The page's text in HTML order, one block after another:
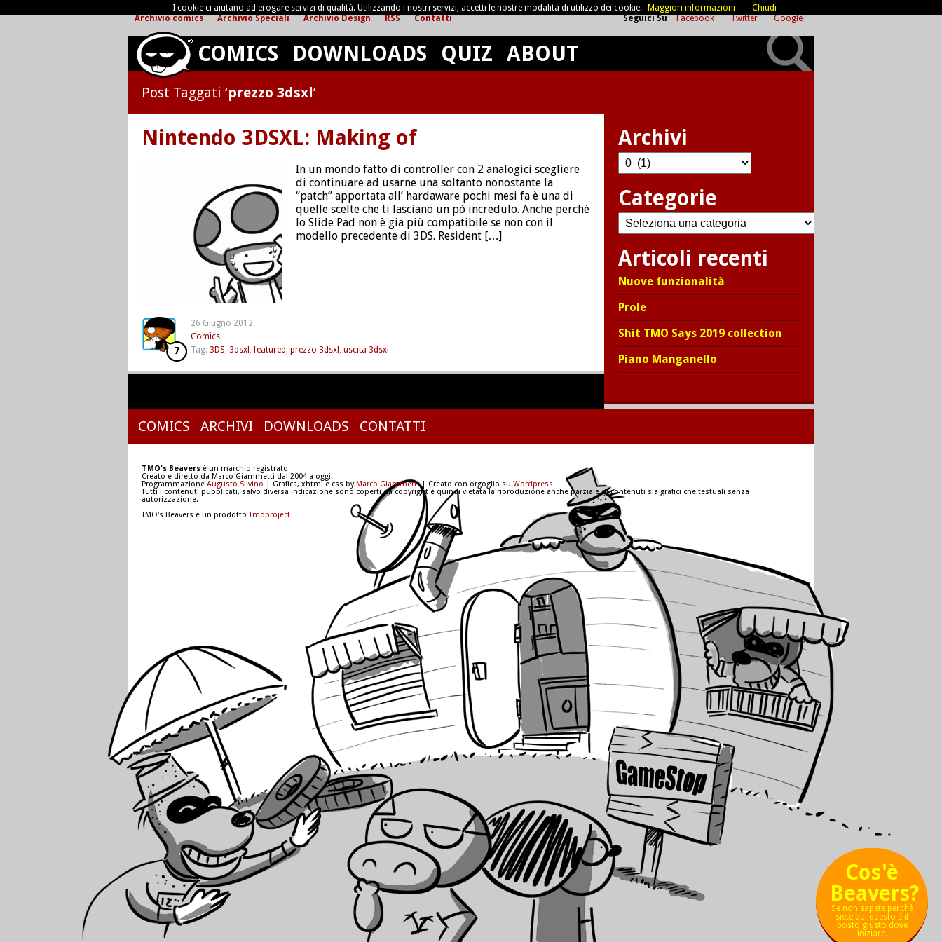
Cos'è
Beavers?
Se non sapete perchè
siete qui questo è il
posto giusto dove
iniziare.
Seguici Su Facebook Twitter Google+
Archivio comics Archivio Speciali Archivio Design RSS Contatti
COMICS DOWNLOADS QUIZ ABOUT
Post Taggati ‘prezzo 3dsxl’
Nintendo 3DSXL: Making of
In un mondo fatto di controller con 2 analogici scegliere
di continuare ad usarne una soltanto nonostante la
“patch” apportata all’ hardaware pochi mesi fa è una di
quelle scelte che ti lasciano un pò incredulo. Anche perchè
lo Slide Pad non è gia più compatibile se non con il
modello precedente di 3DS. Resident […]
26 Giugno 2012
Comics
Tag: 3DS, 3dsxl ,featured , prezzo 3dsxl , uscita 3dsxl
7
Archivi
Archivi
Categorie
Categorie
Articoli recenti
Nuove funzionalità
Prole
Shit TMO Says 2019 collection
Piano Manganello
COMICS ARCHIVI DOWNLOADS CONTATTI
TMO's Beavers è un marchio registrato
Creato e diretto da Marco Giammetti dal 2004 a oggi.
Programmazione Augusto Silvino | Grafica, xhtml e css byMarco Giammetti| Creato con orgoglio su Wordpress
Tutti i contenuti pubblicati, salvo diversa indicazione sono coperti da copyright è quindi vietata la riproduzione anche parziale di contenuti sia grafici che testuali senza
autorizzazione.
TMO's Beavers è un prodottoTmoproject
I cookie ci aiutano ad erogare servizi di qualità. Utilizzando i nostri servizi, accetti le nostre modalità di utilizzo dei cookie. Maggiori informazioni Chiudi